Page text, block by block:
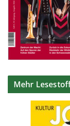
Mehr